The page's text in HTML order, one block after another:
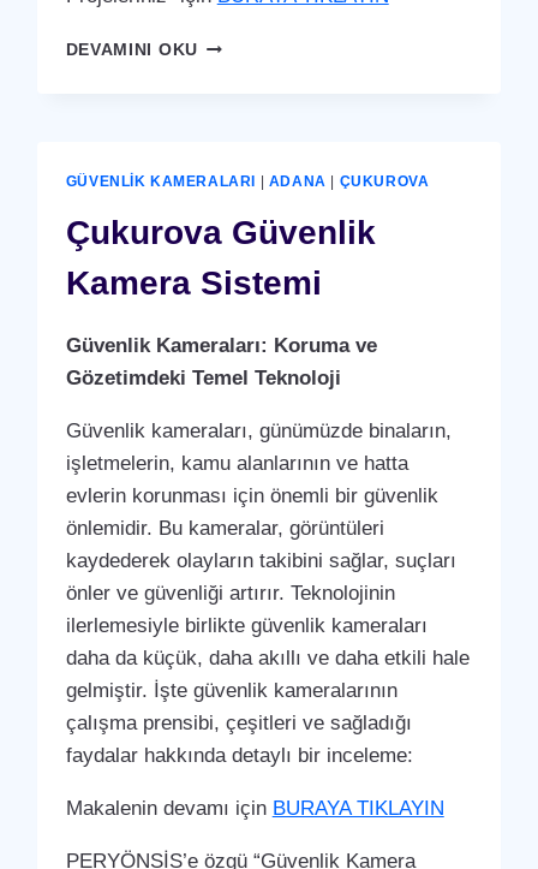
DEVAMINI OKUÇUKUROVA
GÜVENLIK KAMERALARI ADANA ÇUKUROVA
Çukurova Güvenlik
Kamera Sistemi
Güvenlik Kameraları: Koruma ve
Gözetimdeki Temel Teknoloji
Güvenlik kameraları, günümüzde binaların,
işletmelerin, kamu alanlarının ve hatta
evlerin korunması için önemli bir güvenlik
önlemidir. Bu kameralar, görüntüleri
kaydederek olayların takibini sağlar, suçları
önler ve güvenliği artırır. Teknolojinin
ilerlemesiyle birlikte güvenlik kameraları
daha da küçük, daha akıllı ve daha etkili hale
gelmiştir. İşte güvenlik kameralarının
çalışma prensibi, çeşitleri ve sağladığı
faydalar hakkında detaylı bir inceleme:
Makalenin devamı için BURAYA TIKLAYIN
PERYÖNSİS’e özgü “Güvenlik Kamera